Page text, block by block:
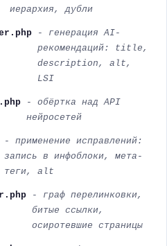
иерархия, дубли
- генерация AI-
рекомендаций: title,
description, alt,
LSI
- обёртка над API
нейросетей
- применение исправлений:
запись в инфоблоки, мета-
теги, alt
- граф перелинковки,
битые ссылки,
осиротевшие страницы